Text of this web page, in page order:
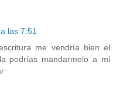
las 7:51
me vendría bien el
podrías mandarmelo a mi